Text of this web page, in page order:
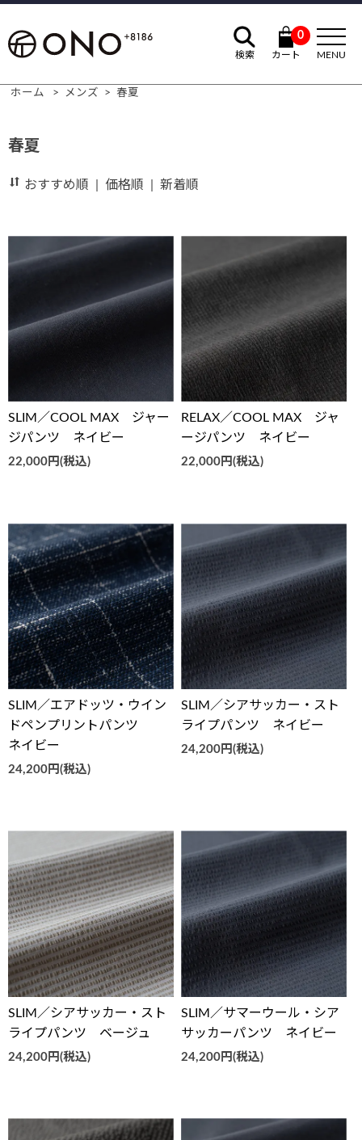
検索
0
カート MENU
ホーム > メンズ > 春夏
春夏
おすすめ順 価格順 新着順
SLIM／COOL MAX ジャー
ジパンツ ネイビー
22,000円(税込)
RELAX／COOL MAX ジャ
ージパンツ ネイビー
22,000円(税込)
SLIM／エアドッツ・ウイン
ドペンプリントパンツ
ネイビー
24,200円(税込)
SLIM／シアサッカー・スト
ライプパンツ ネイビー
24,200円(税込)
SLIM／シアサッカー・スト
ライプパンツ ベージュ
24,200円(税込)
SLIM／サマーウール・シア
サッカーパンツ ネイビー
24,200円(税込)